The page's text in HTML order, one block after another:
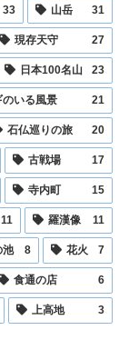
33 山岳 31
現存天守 27
日本100名山 23
のいる風景 21
石仏巡りの旅 20
古戦場 17
寺内町 15
11 羅漢像 11
池 8 花火 7
食通の店 6
上高地 3